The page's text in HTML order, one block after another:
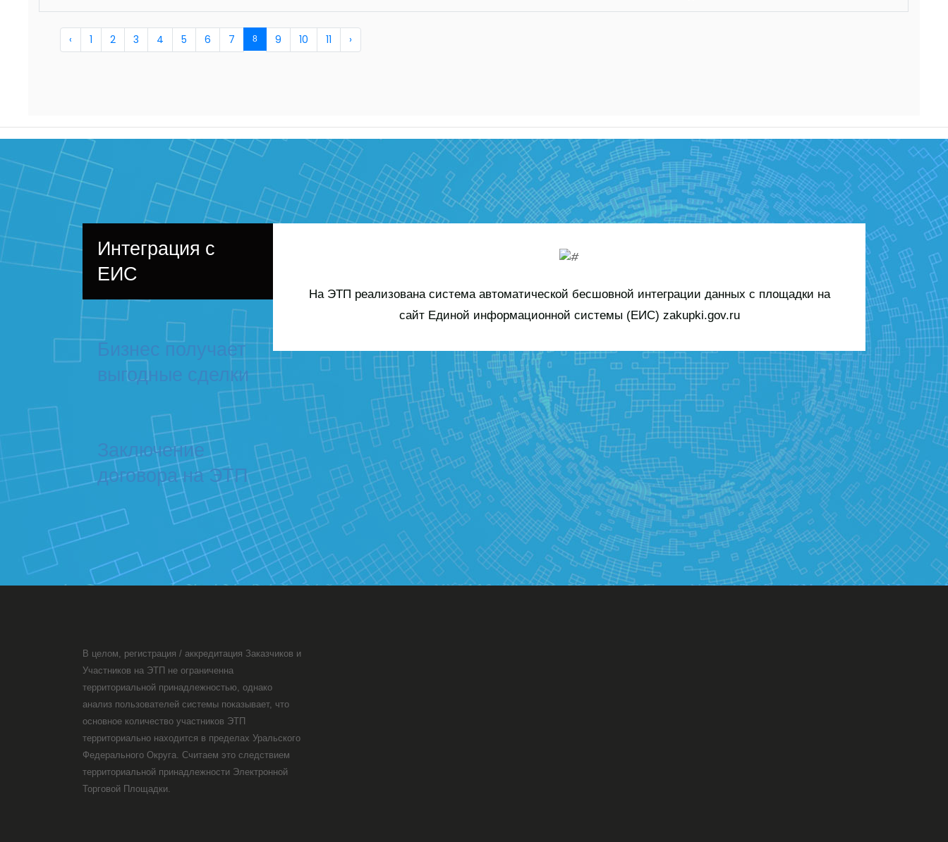
‹ 1 2 3 4 5 6 7 8 9 10 11 ›
Интеграция с
ЕИС
Бизнес получает
выгодные сделки
Заключение
договора на ЭТП
На ЭТП реализована система автоматической бесшовной интеграции данных с площадки на
сайт Единой информационной системы (ЕИС) zakupki.gov.ru
В целом, регистрация / аккредитация Заказчиков и
Участников на ЭТП не ограниченна
территориальной принадлежностью, однако
анализ пользователей системы показывает, что
основное количество участников ЭТП
территориально находится в пределах Уральского
Федерального Округа. Считаем это следствием
территориальной принадлежности Электронной
Торговой Площадки.